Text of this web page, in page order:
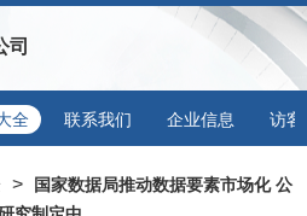
司
全 联系我们 企业信息 访客
>
国家数据局推动数据要素市场化 公